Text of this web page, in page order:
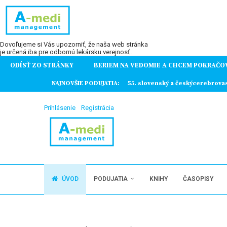
Dovoľujeme si Vás upozorniť, že naša web stránka
je určená iba pre odbornú lekársku verejnosť.
ODÍSŤ ZO STRÁNKY BERIEM NA VEDOMIE A CHCEM
NAJNOVŠIE PODUJATIA: 55. slovenský a
Prihlásenie Registrácia
ÚVOD PODUJATIA KNIHY ČASOPISY